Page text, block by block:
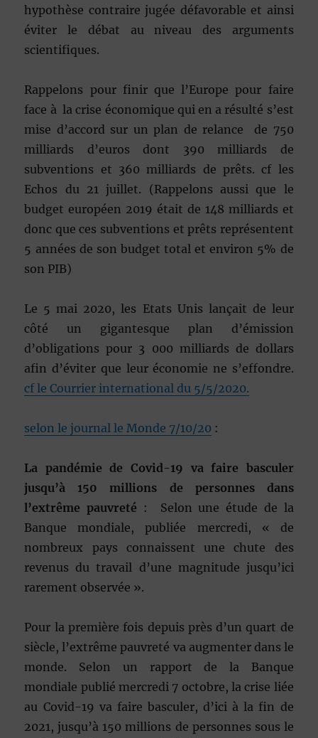
hypothèse contraire jugée défavorable et ainsi
éviter le débat au niveau des arguments
scientifiques.
Rappelons pour finir que l’Europe pour faire
face à la crise économique qui en a résulté s’est
mise d’accord sur un plan de relance de 750
milliards d’euros dont 390 milliards de
subventions et 360 milliards de prêts. cf les
Echos du 21 juillet. (Rappelons aussi que le
budget européen 2019 était de 148 milliards et
donc que ces subventions et prêts représentent
5 années de son budget total et environ 5% de
son PIB)
Le 5 mai 2020, les Etats Unis lançait de leur
côté un gigantesque plan d’émission
d’obligations pour 3 000 milliards de dollars
afin d’éviter que leur économie ne s’effondre.
cf le Courrier international du 5/5/2020.
selon le journal le Monde 7/10/20 :
La pandémie de Covid-19 va faire basculer
jusqu’à 150 millions de personnes dans
l’extrême pauvreté : Selon une étude de la
Banque mondiale, publiée mercredi, « de
nombreux pays connaissent une chute des
revenus du travail d’une magnitude jusqu’ici
rarement observée ».
Pour la première fois depuis près d’un quart de
siècle, l’extrême pauvreté va augmenter dans le
monde. Selon un rapport de la Banque
mondiale publié mercredi 7 octobre, la crise liée
au Covid-19 va faire basculer, d’ici à la fin de
2021, jusqu’à 150 millions de personnes sous le